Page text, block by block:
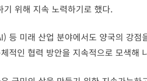
위해 지속 노력하기로 했다.
등 미래 산업 분야에서도 양국의 강
적인 협력 방안을 지속적으로 모색해